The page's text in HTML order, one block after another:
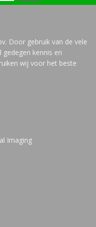
Door gebruik van de vele
gedegen kennis en
wij voor het beste
Imaging